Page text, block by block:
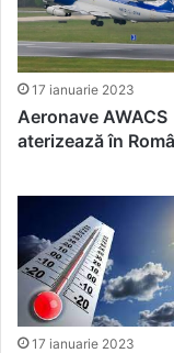
17 ianuarie 2023
Aeronave AWACS
aterizează în
17 ianuarie 2023